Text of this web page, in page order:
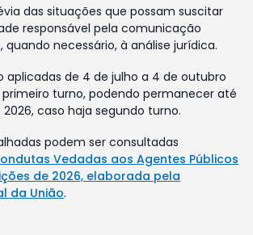
das situações que possam suscitar
responsável pela comunicação
quando necessário, à análise jurídica.
aplicadas de 4 de julho a 4 de outubro
turno, podendo permanecer até
caso haja segundo turno.
podem ser consultadas
Vedadas aos Agentes Públicos
de 2026, elaborada pela
da União.